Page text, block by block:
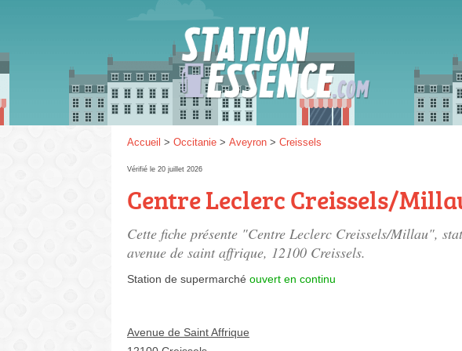
Accueil > Occitanie > Aveyron > Creissels
Vérifié le 20 juillet 2026
Centre Leclerc Creissels/
Cette fiche présente "Centre Leclerc Creissels/Millau",
avenue de saint affrique, 12100 Creissels.
Station de supermarché ouvert en continu
Avenue de Saint Affrique
Gazole :
Disponible
SP 98 :
SP 95 :
Disponible